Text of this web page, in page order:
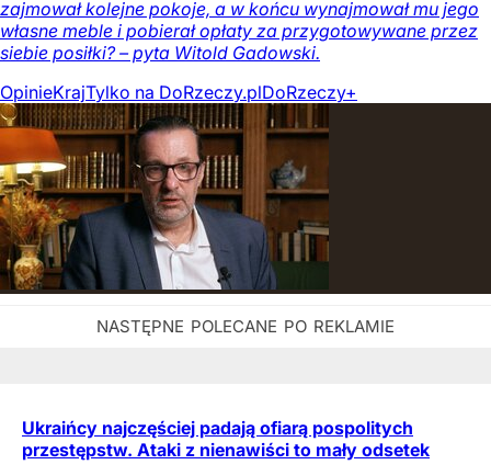
zajmował kolejne pokoje, a w końcu wynajmował mu jego
własne meble i pobierał opłaty za przygotowywane przez
siebie posiłki? – pyta Witold Gadowski.
OpinieKrajTylko na DoRzeczy.plDoRzeczy+
Ukraińcy najczęściej padają ofiarą pospolitych
przestępstw. Ataki z nienawiści to mały odsetek